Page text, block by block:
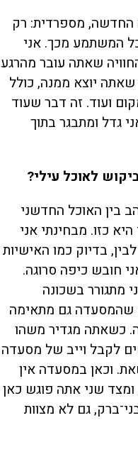
מספרדית: רק
המשתמע מכך. אני
שאתה עובר מהרגע
יוצא ממנה, כולל
ועוד. זה דבר שעוד
גדל ומתבגר בתוך
לאוכל עילי?
בין האוכל החדשני
כזו. מבחינתי אני
בדיוק כמו האישיות
חובש כיפה סרוגה.
מתגורר בשכונה
שהמסעדה גם מתאימה
כשאתה מגדיר משהו
לקבל וייב של מסעדה
וכאן במסעדה אין
שני אתה פוגש כאן
גם לא מצוות